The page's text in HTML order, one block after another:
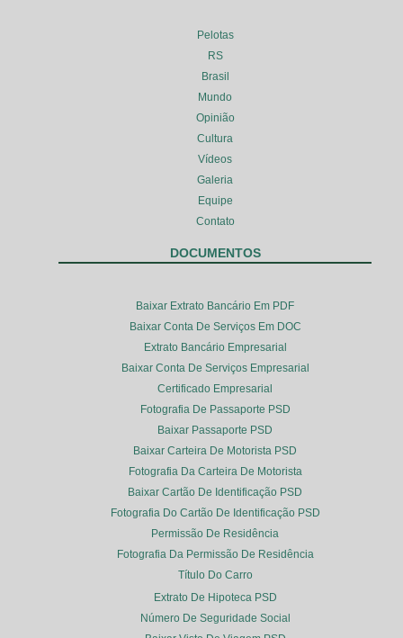
Pelotas
RS
Brasil
Mundo
Opinião
Cultura
Vídeos
Galeria
Equipe
Contato
DOCUMENTOS
Baixar Extrato Bancário Em PDF
Baixar Conta De Serviços Em DOC
Extrato Bancário Empresarial
Baixar Conta De Serviços Empresarial
Certificado Empresarial
Fotografia De Passaporte PSD
Baixar Passaporte PSD
Baixar Carteira De Motorista PSD
Fotografia Da Carteira De Motorista
Baixar Cartão De Identificação PSD
Fotografia Do Cartão De Identificação PSD
Permissão De Residência
Fotografia Da Permissão De Residência
Título Do Carro
Extrato De Hipoteca PSD
Número De Seguridade Social